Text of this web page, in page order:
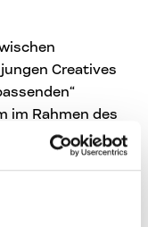
Creatives
im Rahmen des
arbeiten.